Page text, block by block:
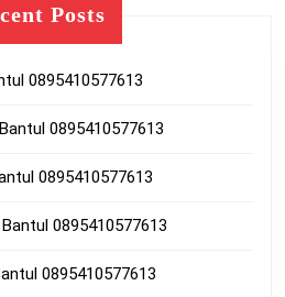
Posts
0895410577613
0895410577613
0895410577613
0895410577613
0895410577613